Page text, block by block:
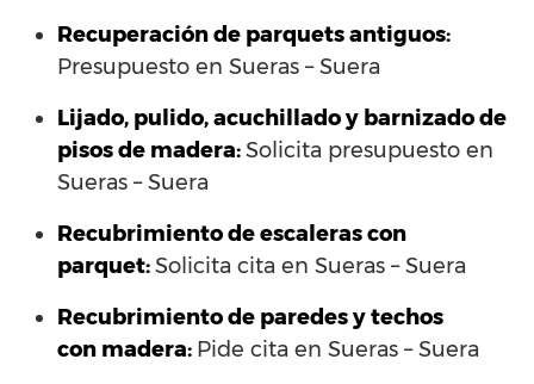
Recuperación de parquets antiguos:
Presupuesto en Sueras – Suera
Lijado, pulido, acuchillado y barnizado de
pisos de madera:Solicita presupuesto en
Sueras – Suera
Recubrimiento de escaleras con
parquet:Solicita cita en Sueras – Suera
Recubrimiento de paredes y techos
con madera: Pide cita en Sueras – Suera